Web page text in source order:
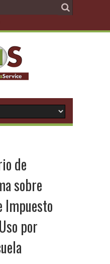
de
sobre
Impuesto
por